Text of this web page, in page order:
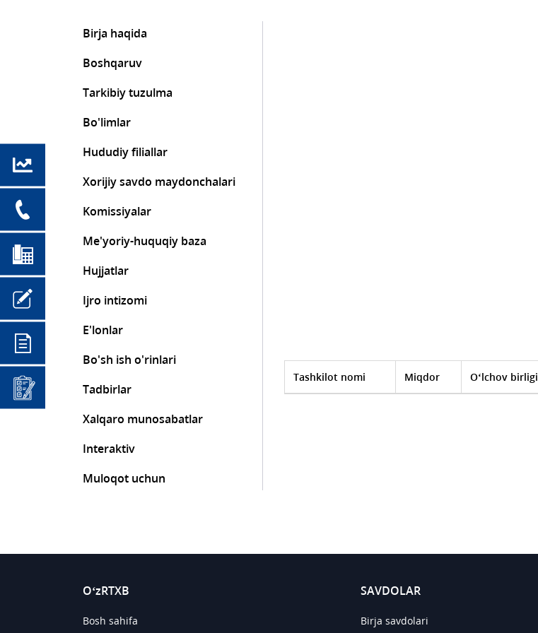
Birja haqida
Boshqaruv
Tarkibiy tuzulma
Bo'limlar
Hududiy filiallar
Xorijiy savdo maydonchalari
Komissiyalar
Me'yoriy-huquqiy baza
Hujjatlar
Ijro intizomi
E'lonlar
Bo'sh ish o'rinlari
Tadbirlar
Xalqaro munosabatlar
Interaktiv
Muloqot uchun
Tashkilot nomi Miqdor O‘lchov birligi
O‘zRTXB
Bosh sahifa
SAVDOLAR
Birja savdolari